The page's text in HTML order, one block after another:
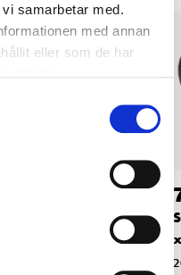
samarbetar med.
med annan
eller som de har